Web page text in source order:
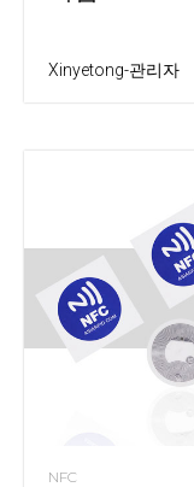
Xinyetong-관리자
NFC